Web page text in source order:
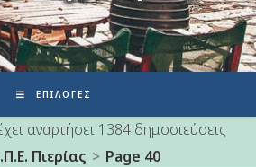
ΕΠΙΛΟΓΈΣ
αναρτήσει 1384 δημοσιεύσεις
Πιερίας > Page 40